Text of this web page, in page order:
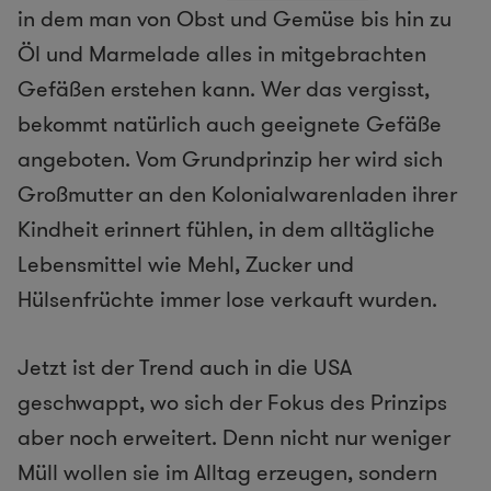
in dem man von Obst und Gemüse bis hin zu
Öl und Marmelade alles in mitgebrachten
Gefäßen erstehen kann. Wer das vergisst,
bekommt natürlich auch geeignete Gefäße
angeboten. Vom Grundprinzip her wird sich
Großmutter an den Kolonialwarenladen ihrer
Kindheit erinnert fühlen, in dem alltägliche
Lebensmittel wie Mehl, Zucker und
Hülsenfrüchte immer lose verkauft wurden.
Jetzt ist der Trend auch in die USA
geschwappt, wo sich der Fokus des Prinzips
aber noch erweitert. Denn nicht nur weniger
Müll wollen sie im Alltag erzeugen, sondern